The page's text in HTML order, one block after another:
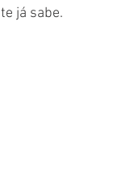
já sabe.